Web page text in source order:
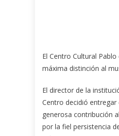
El Centro Cultural
máxima distinción al
El director de la
Centro decidió
generosa contribución
por la fiel persistencia